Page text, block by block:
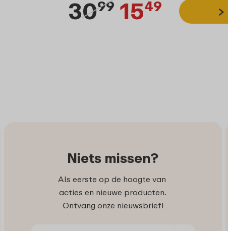
3099 1549
Niets missen?
Als eerste op de hoogte van
acties en nieuwe producten.
Ontvang onze nieuwsbrief!